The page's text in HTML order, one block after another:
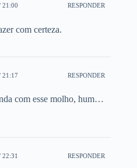
21:00 RESPONDER
com certeza.
21:17 RESPONDER
com esse molho, hum…
22:31 RESPONDER